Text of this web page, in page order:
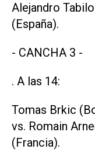
Alejandro
(España).
- CANCHA 3 -
. A las 14:
Tomas Brkic
vs. Romain
(Francia).